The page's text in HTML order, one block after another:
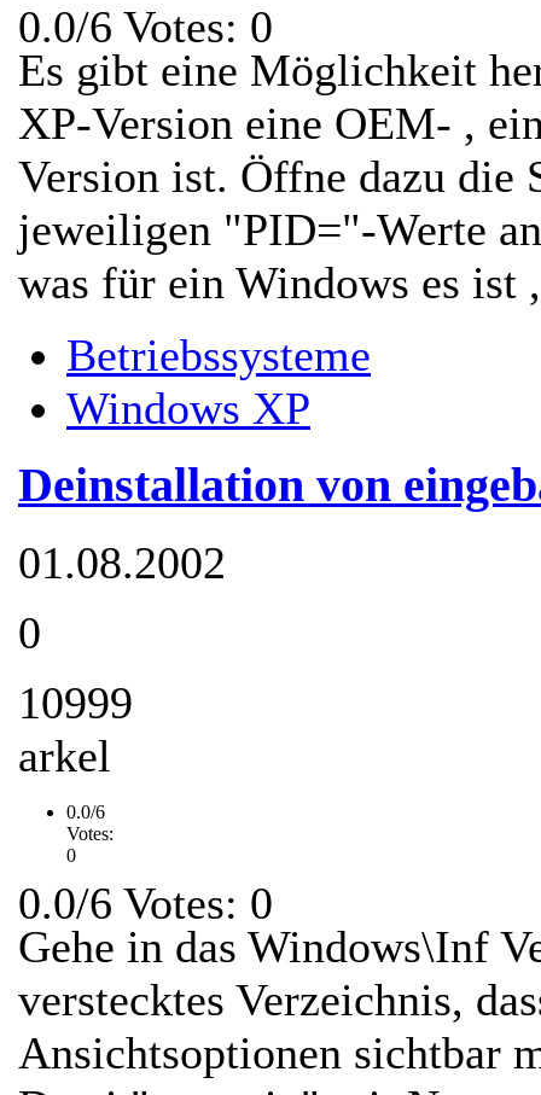
0.0/6 Votes: 0
Es gibt eine Möglichkeit
XP-Version eine OEM- ,
Version ist. Öffne dazu die
jeweiligen "PID="-Werte
was für ein Windows es ist
Betriebssysteme
Windows XP
Deinstallation von
01.08.2002
0
10999
arkel
0.0/6
Votes:
0
0.0/6 Votes: 0
Gehe in das Windows\Inf
verstecktes Verzeichnis,
Ansichtsoptionen sichtbar